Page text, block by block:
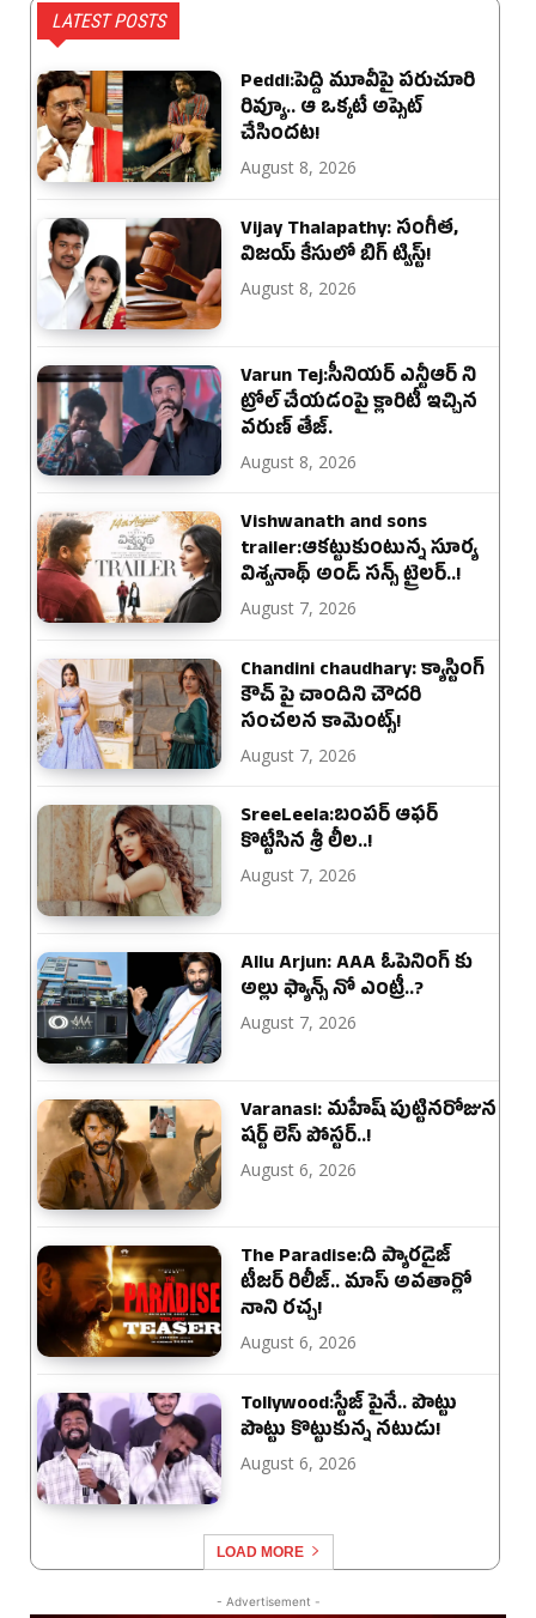
LATEST POSTS
Peddi:పెద్ది మూవీపై పరుచూరి
రివ్యూ.. ఆ ఒక్కటే అప్సెట్
చేసిందట!
August 8, 2026
Vijay Thalapathy: సంగీత,
విజయ్ కేసులో బిగ్ ట్విస్ట్!
August 8, 2026
Varun Tej:సీనియర్ ఎన్టీఆర్ ని
ట్రోల్ చేయడంపై క్లారిటీ ఇచ్చిన
వరుణ్ తేజ్.
August 8, 2026
Vishwanath and sons
trailer:ఆకట్టుకుంటున్న సూర్య
విశ్వనాథ్ అండ్ సన్స్ ట్రైలర్..!
August 7, 2026
Chandini chaudhary: క్యాస్టింగ్
కౌచ్ పై చాందిని చౌదరి
సంచలన కామెంట్స్!
August 7, 2026
SreeLeela:బంపర్ ఆఫర్
కొట్టేసిన శ్రీ లీల..!
August 7, 2026
Allu Arjun: AAA ఓపెనింగ్ కు
అల్లు ఫ్యాన్స్ నో ఎంట్రీ..?
August 7, 2026
Varanasi: మహేష్ పుట్టినరోజున
షర్ట్ లెస్ పోస్టర్..!
August 6, 2026
The Paradise:ది ప్యారడైజ్
టీజర్ రిలీజ్.. మాస్ అవతార్లో
నాని రచ్చ!
August 6, 2026
Tollywood:స్టేజ్ పైనే.. పొట్టు
పొట్టు కొట్టుకున్న నటుడు!
August 6, 2026
LOAD MORE
- Advertisement -